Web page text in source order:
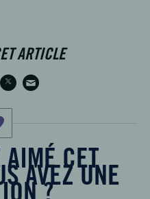
ARTICLE
AIMÉ CET
AVEZ UNE